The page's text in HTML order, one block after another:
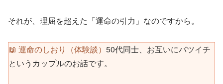
それが、理屈を超えた「運命の引力」なのですから。
📖 運命のしおり（体験談） 50代同士、お互いにバツイチ
というカップルのお話です。